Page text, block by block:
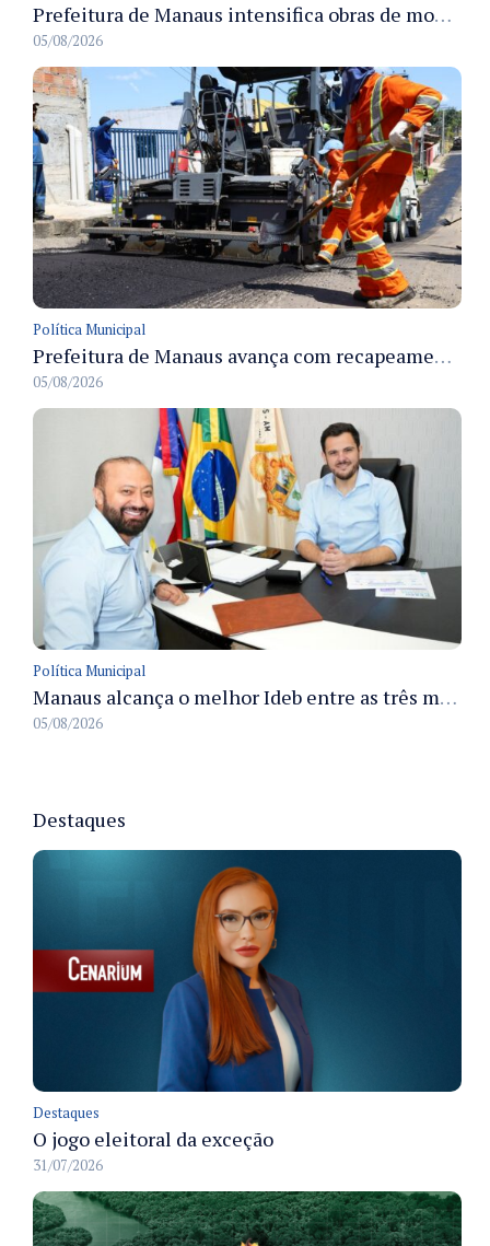
Prefeitura de Manaus intensifica obras de modernização no viaduto Miguel Arraes para ampliar segurança e acessibilidade na região
05/08/2026
Política Municipal
Prefeitura de Manaus avança com recapeamento no Parque Rio Solimões e cobre cerca de 30 ruas
05/08/2026
Política Municipal
Manaus alcança o melhor Ideb entre as três maiores redes municipais do país em 2025 com avanço na aprendizagem
05/08/2026
Destaques
Destaques
O jogo eleitoral da exceção
31/07/2026